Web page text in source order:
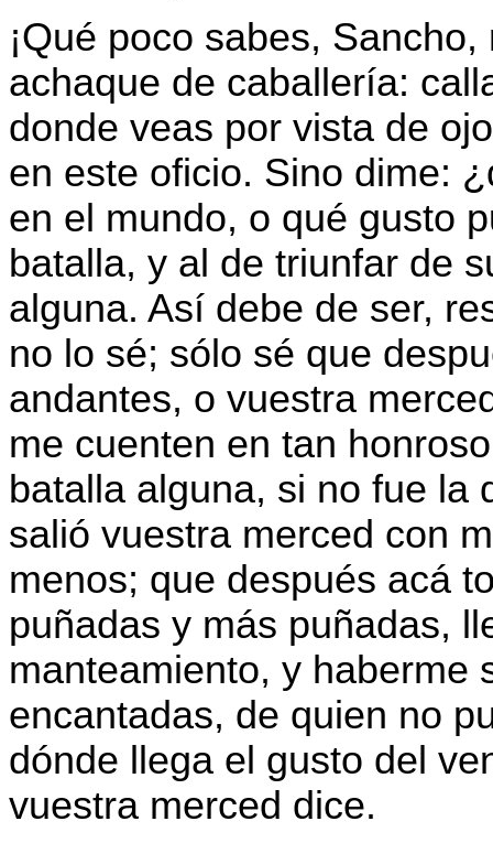
¡Qué poco sabes,
achaque de caballería:
donde veas por vista de
en este oficio. Sino dime:
en el mundo, o qué gusto
batalla, y al de triunfar de
alguna. Así debe de ser,
no lo sé; sólo sé que
andantes, o vuestra
me cuenten en tan
batalla alguna, si no fue la
salió vuestra merced con
menos; que después acá
puñadas y más puñadas,
manteamiento, y haberme
encantadas, de quien no
dónde llega el gusto del
vuestra merced dice.